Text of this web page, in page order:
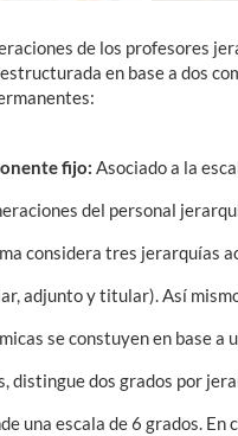
de los profesores
en base a dos
fijo: Asociado a la
del personal
considera tres jerarquías
adjunto y titular). Así
se constuyen en base a
distingue dos grados por
una escala de 6 grados. En